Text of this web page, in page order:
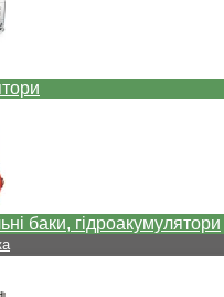
баки, гідроакумулятори